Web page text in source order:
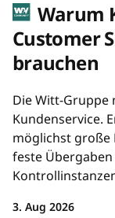
Warum
Customer
brauchen
Die Witt-Gruppe
Kundenservice.
möglichst große
feste
3. Aug 2026